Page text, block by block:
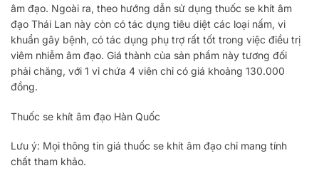
âm đạo. Ngoài ra, theo hướng dẫn sử dụng thuốc se khít âm
đạo Thái Lan này còn có tác dụng tiêu diệt các loại nấm, vi
khuẩn gây bệnh, có tác dụng phụ trợ rất tốt trong việc điều trị
viêm nhiễm âm đạo. Giá thành của sản phẩm này tương đối
phải chăng, với 1 vỉ chứa 4 viên chỉ có giá khoảng 130.000
đồng.
Thuốc se khít âm đạo Hàn Quốc
Lưu ý: Mọi thông tin giá thuốc se khít âm đạo chỉ mang tính
chất tham khảo.